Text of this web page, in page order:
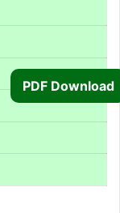
PDF Download